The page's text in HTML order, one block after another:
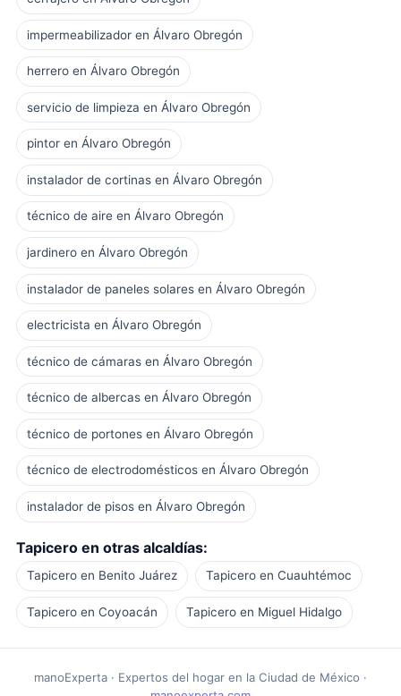
impermeabilizador en Álvaro Obregón
herrero en Álvaro Obregón
servicio de limpieza en Álvaro Obregón
pintor en Álvaro Obregón
instalador de cortinas en Álvaro Obregón
técnico de aire en Álvaro Obregón
jardinero en Álvaro Obregón
instalador de paneles solares en Álvaro Obregón
electricista en Álvaro Obregón
técnico de cámaras en Álvaro Obregón
técnico de albercas en Álvaro Obregón
técnico de portones en Álvaro Obregón
técnico de electrodomésticos en Álvaro Obregón
instalador de pisos en Álvaro Obregón
Tapicero en otras alcaldías:
Tapicero en Benito Juárez Tapicero en Cuauhtémoc
Tapicero en Coyoacán Tapicero en Miguel Hidalgo
manoExperta · Expertos del hogar en la Ciudad de México ·